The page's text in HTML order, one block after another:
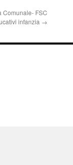
Comunale- FSC
infanzia →